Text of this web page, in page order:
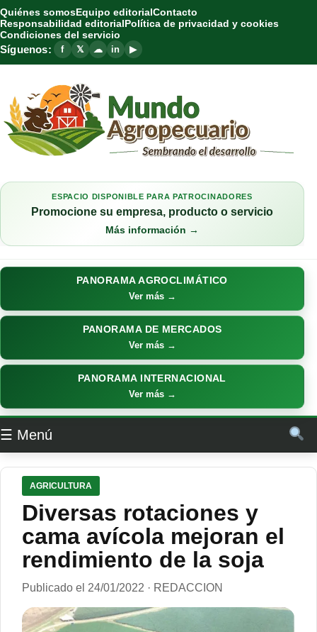
Quiénes somosEquipo editorialContacto
Responsabilidad editorialPolítica de privacidad y cookies
Condiciones del servicio
Síguenos: f 𝕏 ☁ in ▶
ESPACIO DISPONIBLE PARA PATROCINADORES
Promocione su empresa, producto o servicio
Más información →
PANORAMA AGROCLIMÁTICO
Ver más →
PANORAMA DE MERCADOS
Ver más →
PANORAMA INTERNACIONAL
Ver más →
☰ Menú
AGRICULTURA
Diversas rotaciones y
cama avícola mejoran el
rendimiento de la soja
Publicado el 24/01/2022 · REDACCION